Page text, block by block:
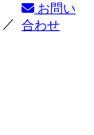
お問い
合わせ